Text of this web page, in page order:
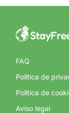
FAQ
Política de
Política de
Aviso legal